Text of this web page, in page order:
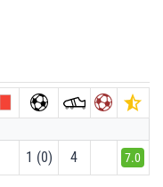
1 (0) 4 7.0